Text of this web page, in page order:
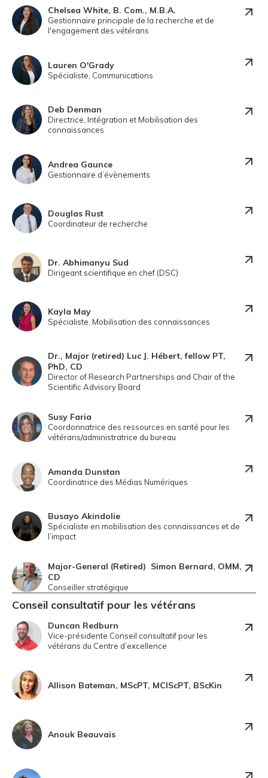
Chelsea White, B. Com., M.B.A.
Gestionnaire principale de la recherche et de
l'engagement des vétérans
Lauren O'Grady
Spécialiste, Communications
Deb Denman
Directrice, Intégration et Mobilisation des
connaissances
Andrea Gaunce
Gestionnaire d’évènements
Douglas Rust
Coordinateur de recherche
Dr. Abhimanyu Sud
Dirigeant scientifique en chef (DSC)
Kayla May
Spécialiste, Mobilisation des connaissances
Dr., Major (retired) Luc J. Hébert, fellow PT,
PhD, CD
Director of Research Partnerships and Chair of the
Scientific Advisory Board
Susy Faria
Coordonnatrice des ressources en santé pour les
vétérans/administratrice du bureau
Amanda Dunstan
Coordinatrice des Médias Numériques
Busayo Akindolie
Spécialiste en mobilisation des connaissances et de
l’impact
Major-General (Retired) Simon Bernard, OMM,
CD
Conseiller stratégique
Conseil consultatif pour les vétérans
Duncan Redburn
Vice-présidente Conseil consultatif pour les
vétérans du Centre d’excellence
Allison Bateman, MScPT, MClScPT, BScKin
Anouk Beauvais